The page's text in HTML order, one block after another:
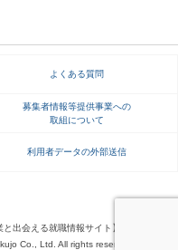
よくある質問
募集者情報等提供事業への
取組について
利用者データの外部送信
と出会える就職情報サイト】
Co., Ltd. All rights reserved.